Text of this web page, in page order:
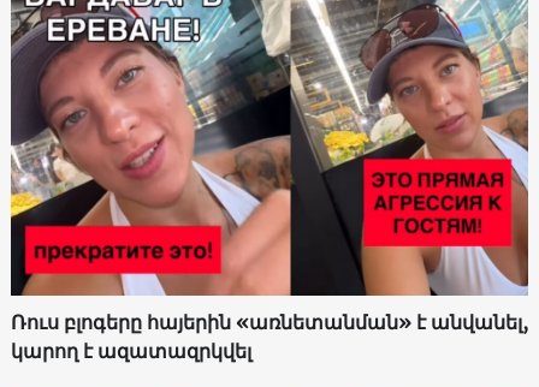
Ռուս բլոգերը հայերին «առնետանման» է անվանել,
կարող է ազատազրկվել